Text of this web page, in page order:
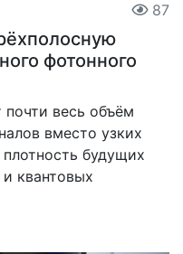
87
фотонного
почти весь объём
вместо узких
будущих
квантовых